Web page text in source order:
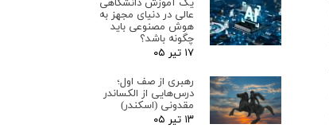
یک آموزش دانشگاهی
عالی در دنیای مجهز به
هوش مصنوعی باید
چگونه باشد؟
۱۷ تیر ۰۵
رهبری از صف اول؛
درس‌هایی از الکساندر
مقدونی (اسکندر)
۱۳ تیر ۰۵